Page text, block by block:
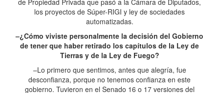
de Propiedad Privada que pasó a la Cámara de Diputados,
los proyectos de Súper-RIGI y ley de sociedades
automatizadas.
–¿Cómo viviste personalmente la decisión del Gobierno
de tener que haber retirado los capítulos de la Ley de
Tierras y de la Ley de Fuego?
–Lo primero que sentimos, antes que alegría, fue
desconfianza, porque no tenemos confianza en este
gobierno. Tuvieron en el Senado 16 o 17 versiones del